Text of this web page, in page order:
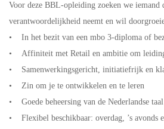
Voor deze BBL-opleiding zoeken we iemand
verantwoordelijkheid neemt en wil
• In het bezit van een mbo 3-diploma of
• Affiniteit met Retail en ambitie om
• Samenwerkingsgericht, initiatiefrijk en
• Zin om je te ontwikkelen en te leren
• Goede beheersing van de Nederlandse taal
• Flexibel beschikbaar: overdag, ’s avonds